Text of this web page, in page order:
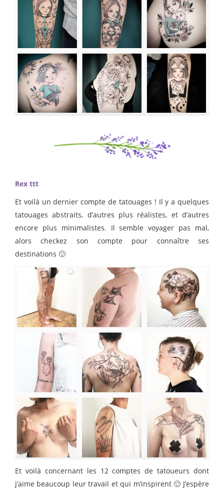
Rex ttt
Et voilà un dernier compte de tatouages ! Il y a quelques
tatouages abstraits, d’autres plus réalistes, et d’autres
encore plus minimalistes. Il semble voyager pas mal,
alors checkez son compte pour connaître ses
destinations 🙂
Et voilà concernant les 12 comptes de tatoueurs dont
j’aime beaucoup leur travail et qui m’inspirent 🙂 J’espère